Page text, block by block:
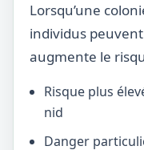
Lorsqu’une
individus
augmente le
Risque plus
nid
Danger